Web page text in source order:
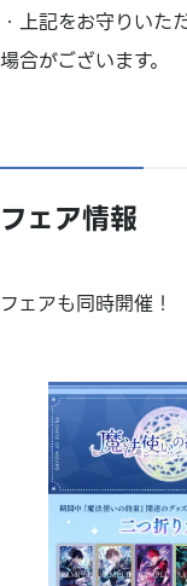
・上記をお守りいた
場合がございます。
フェア情報
フェアも同時開催！